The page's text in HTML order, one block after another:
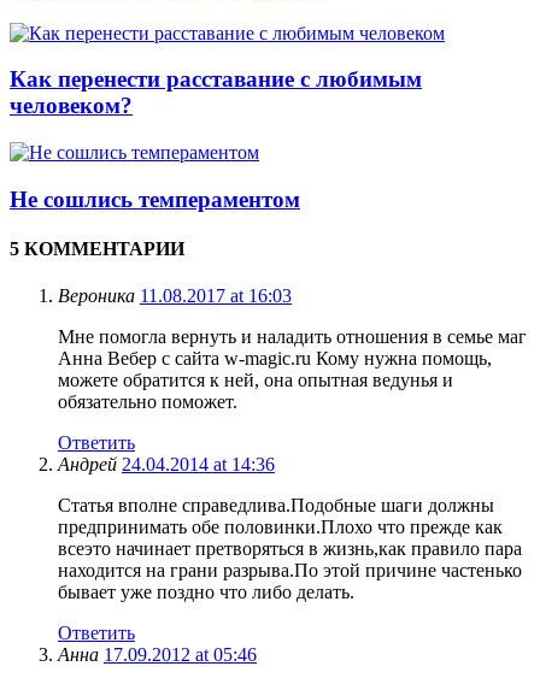
Как перенести расставание с любимым
человеком?
Не сошлись темпераментом
5 КОММЕНТАРИИ
Вероника 11.08.2017 at 16:03
Мне помогла вернуть и наладить отношения в семье маг
Анна Вебер с сайта w-magic.ru Кому нужна помощь,
можете обратится к ней, она опытная ведунья и
обязательно поможет.
Ответить
Андрей 24.04.2014 at 14:36
Статья вполне справедлива.Подобные шаги должны
предпринимать обе половинки.Плохо что прежде как
всеэто начинает претворяться в жизнь,как правило пара
находится на грани разрыва.По этой причине частенько
бывает уже поздно что либо делать.
Ответить
Анна 17.09.2012 at 05:46